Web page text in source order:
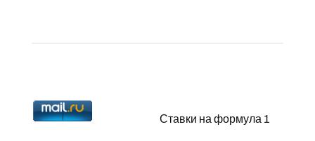
Ставки на формула 1